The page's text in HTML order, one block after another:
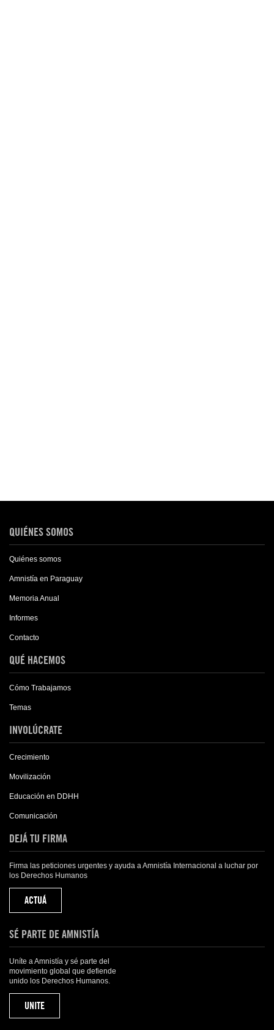
QUIÉNES SOMOS
Quiénes somos
Amnistía en Paraguay
Memoria Anual
Informes
Contacto
QUÉ HACEMOS
Cómo Trabajamos
Temas
INVOLÚCRATE
Crecimiento
Movilización
Educación en DDHH
Comunicación
DEJÁ TU FIRMA
Firma las peticiones urgentes y ayuda a Amnistía Internacional a luchar por
los Derechos Humanos
ACTUÁ
SÉ PARTE DE AMNISTÍA
Uníte a Amnistía y sé parte del
movimiento global que defiende
unido los Derechos Humanos.
UNITE